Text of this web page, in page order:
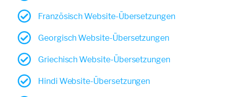
Französisch Website-Übersetzungen
Georgisch Website-Übersetzungen
Griechisch Website-Übersetzungen
Hindi Website-Übersetzungen